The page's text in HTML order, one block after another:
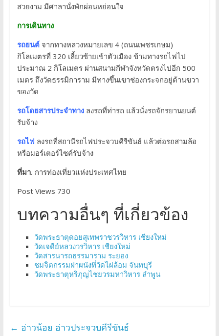
สวยงาม มีศาลานั่งพักผ่อนหย่อนใจ
การเดินทาง
รถยนต์จากทางหลวงหมายเลข 4 (ถนนเพชรเกษม)
กิโลเมตรที่ 320 เลี้ยวซ้ายเข้าตัวเมือง ข้ามทางรถไฟไป
ประมาณ 2 กิโลเมตร ผ่านสนามกีฬาจังหวัดตรงไปอีก 500
เมตร ถึงวัดธรรมิการาม มีทางขึ้นเขาช่องกระจกอยู่ด้านขวา
ของวัด
รถโดยสารประจำทางลงรถที่ท่ารถ แล้วนั่งรถจักรยานยนต์
รับจ้าง
รถไฟ ลงรถที่สถานีรถไฟประจวบคีรีขันธ์ แล้วต่อรถสามล้อ
หรือมอร์เตอร์ไซค์รับจ้าง
ที่มา. การท่องเที่ยวแห่งประเทศไทย
Post Views 730
บทความอื่นๆ ที่เกี่ยวข้อง
วัดพระธาตุดอยสุเทพราชวรวิหาร เชียงใหม่
วัดเจดีย์หลวงวรวิหาร เชียงใหม่
วัดสารนารถธรรมาราม ระยอง
ชมจิตกรรมฝาผนังที่วัดไผ่ล้อม จันทบุรี
วัดพระธาตุหริภุญไชยวรมหาวิหาร ลำพูน
← อ่าวน้อย อ่าวประจวบคีรีขันธ์